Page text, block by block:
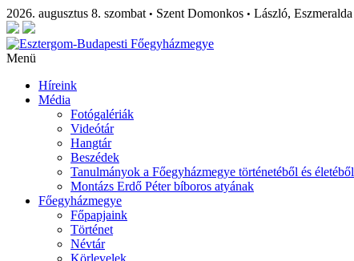
2026. augusztus 8. szombat • Szent Domonkos • László, Eszmeralda
Menü
Híreink
Média
Fotógalériák
Videótár
Hangtár
Beszédek
Tanulmányok a Főegyházmegye történetéből és életéből
Montázs Erdő Péter bíboros atyának
Főegyházmegye
Főpapjaink
Történet
Névtár
Körlevelek